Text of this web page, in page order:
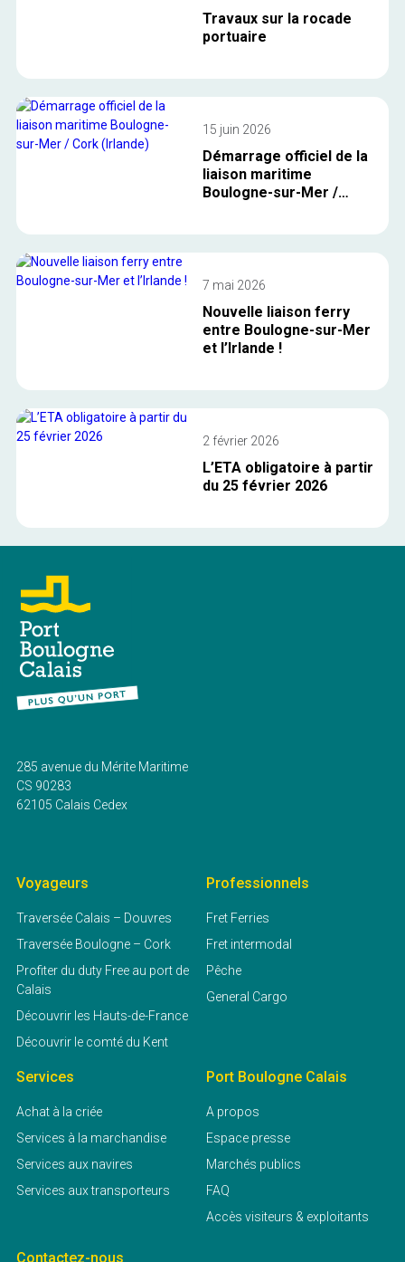
Travaux sur la rocade
portuaire
15 juin 2026
Démarrage officiel de la
liaison maritime
Boulogne-sur-Mer /
7 mai 2026
Nouvelle liaison ferry
entre Boulogne-sur-Mer
et l’Irlande !
2 février 2026
L’ETA obligatoire à partir
du 25 février 2026
285 avenue du Mérite Maritime
CS 90283
62105 Calais Cedex
Voyageurs
Traversée Calais – Douvres
Traversée Boulogne – Cork
Profiter du duty Free au port de
Calais
Découvrir les Hauts-de-France
Découvrir le comté du Kent
Professionnels
Fret Ferries
Fret intermodal
Pêche
General Cargo
Services
Achat à la criée
Services à la marchandise
Services aux navires
Services aux transporteurs
Port Boulogne Calais
A propos
Espace presse
Marchés publics
FAQ
Accès visiteurs & exploitants
Contactez-nous